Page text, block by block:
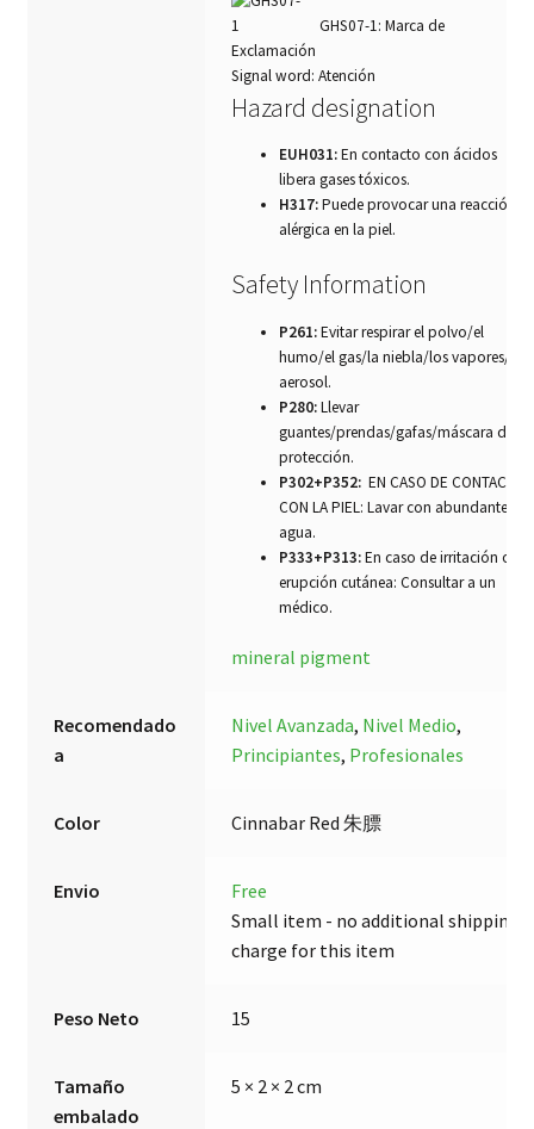
GHS07-1: Marca de
Exclamación
Signal word: Atención
Hazard designation
EUH031:En contacto con ácidos
libera gases tóxicos.
H317:Puede provocar una reacción
alérgica en la piel.
Safety Information
P261:Evitar respirar el polvo/el
humo/el gas/la niebla/los vapores/el
aerosol.
P280:Llevar
guantes/prendas/gafas/máscara de
protección.
P302+P352: EN CASO DE CONTACTO
CON LA PIEL: Lavar con abundante
agua.
P333+P313:En caso de irritación o
erupción cutánea: Consultar a un
médico.
mineral pigment
Recomendado
a
Nivel Avanzada, Nivel Medio,
Principiantes, Profesionales
Color Cinnabar Red 朱膘
Envio
Free
Small item - no additional shipping
charge for this item
Peso Neto 15
Tamaño
embalado
5 × 2 × 2 cm